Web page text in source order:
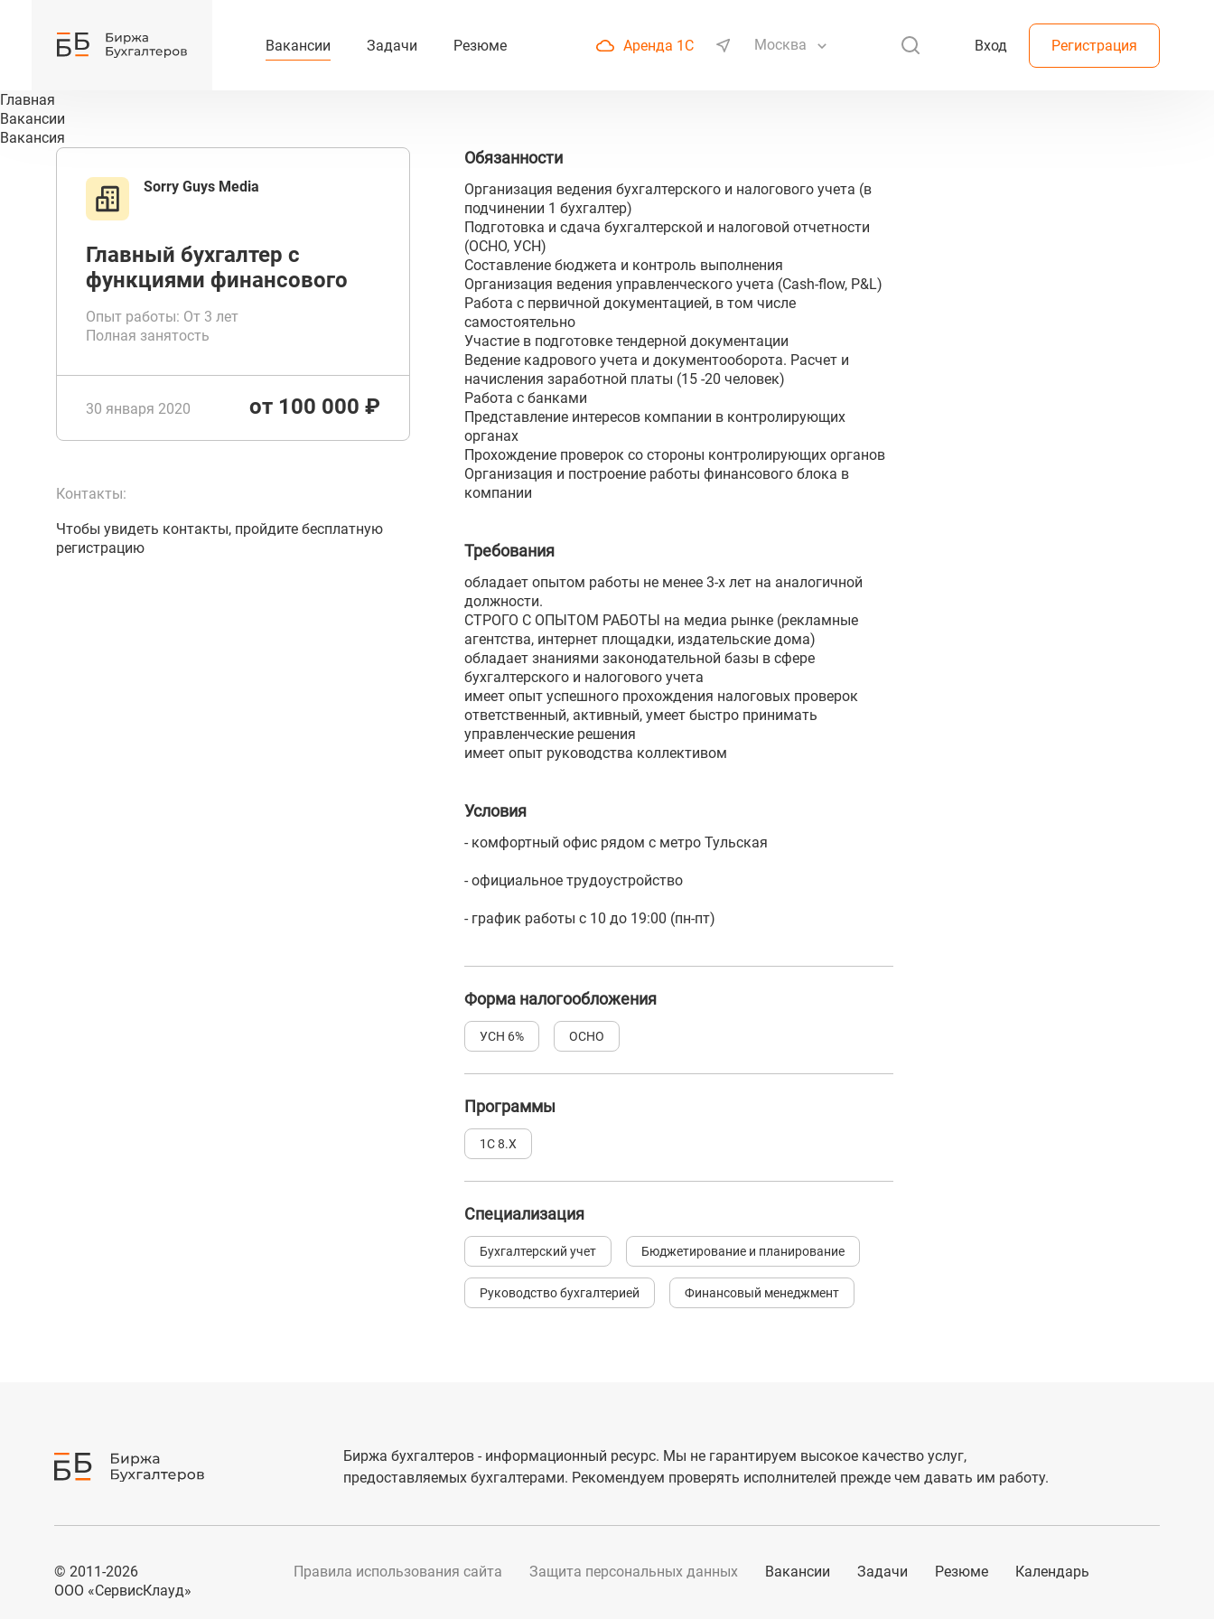
Вакансии Задачи Резюме Аренда 1С Москва Вход Регистрация
Главная
Вакансии
Вакансия
Sorry Guys Media
Главный бухгалтер с
функциями финансового
директора
Опыт работы: От 3 лет
Полная занятость
30 января 2020 от 100 000 ₽
Контакты:
Чтобы увидеть контакты, пройдите бесплатную
регистрацию
Обязанности
Организация ведения бухгалтерского и налогового учета (в
подчинении 1 бухгалтер)
Подготовка и сдача бухгалтерской и налоговой отчетности
(ОСНО, УСН)
Составление бюджета и контроль выполнения
Организация ведения управленческого учета (Cash-flow, P&L)
Работа с первичной документацией, в том числе
самостоятельно
Участие в подготовке тендерной документации
Ведение кадрового учета и документооборота. Расчет и
начисления заработной платы (15 -20 человек)
Работа с банками
Представление интересов компании в контролирующих
органах
Прохождение проверок со стороны контролирующих органов
Организация и построение работы финансового блока в
компании
Требования
обладает опытом работы не менее 3-х лет на аналогичной
должности.
СТРОГО С ОПЫТОМ РАБОТЫ на медиа рынке (рекламные
агентства, интернет площадки, издательские дома)
обладает знаниями законодательной базы в сфере
бухгалтерского и налогового учета
имеет опыт успешного прохождения налоговых проверок
ответственный, активный, умеет быстро принимать
управленческие решения
имеет опыт руководства коллективом
Условия
- комфортный офис рядом с метро Тульская
- официальное трудоустройство
- график работы с 10 до 19:00 (пн-пт)
Форма налогообложения
УСН 6% ОСНО
Программы
1С 8.Х
Специализация
Бухгалтерский учет Бюджетирование и планирование
Руководство бухгалтерией Финансовый менеджмент
Биржа бухгалтеров - информационный ресурс. Мы не гарантируем высокое качество услуг,
предоставляемых бухгалтерами. Рекомендуем проверять исполнителей прежде чем давать им работу.
© 2011-2026
ООО «СервисКлауд»
Правила использования сайта Защита персональных данных Вакансии Задачи Резюме Календарь